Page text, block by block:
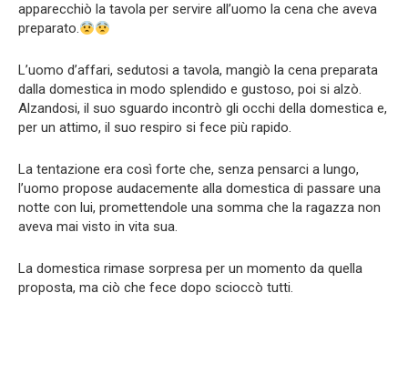
apparecchiò la tavola per servire all’uomo la cena che aveva
preparato.
L’uomo d’affari, sedutosi a tavola, mangiò la cena preparata
dalla domestica in modo splendido e gustoso, poi si alzò.
Alzandosi, il suo sguardo incontrò gli occhi della domestica e,
per un attimo, il suo respiro si fece più rapido.
La tentazione era così forte che, senza pensarci a lungo,
l’uomo propose audacemente alla domestica di passare una
notte con lui, promettendole una somma che la ragazza non
aveva mai visto in vita sua.
La domestica rimase sorpresa per un momento da quella
proposta, ma ciò che fece dopo scioccò tutti.